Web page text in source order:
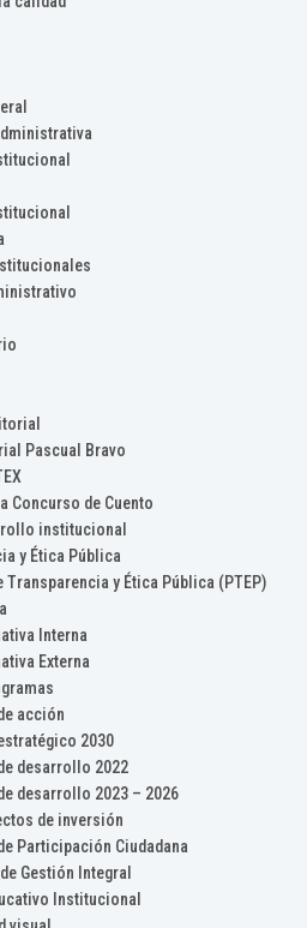
Pascual Bravo
Concurso de Cuento
institucional
y Ética Pública
Transparencia y Ética Pública (PTEP)
Interna
Externa
acción
2030
desarrollo 2022
desarrollo 2023 – 2026
de inversión
Participación Ciudadana
Gestión Integral
Institucional